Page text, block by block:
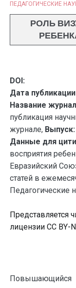
ПЕДАГОГИЧЕСКИЕ
РОЛЬ
DOI:
Дата
Название
публикация
журнале, Выпуск:
Данные для
восприятия
Евразийский
статей в
Педагогические
Представляется
лицензии CC BY-
Повышающийся